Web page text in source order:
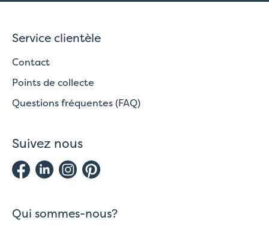
Service clientèle
Contact
Points de collecte
Questions fréquentes (FAQ)
Suivez nous
Qui sommes-nous?